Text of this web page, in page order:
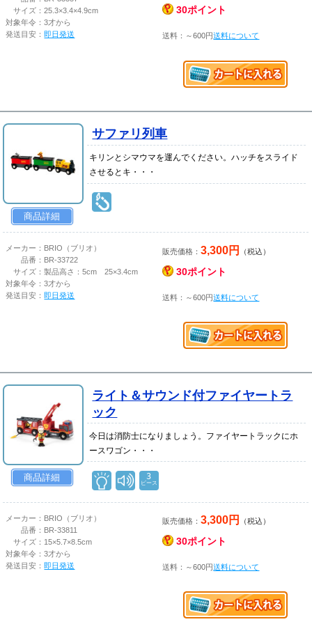
サイズ：25.3×3.4×4.9cm
対象年令：3才から
発送目安：即日発送
30ポイント
送料：～600円送料について
商品詳細
サファリ列車
キリンとシマウマを運んでください。ハッチをスライド
させるとキ・・・
メーカー： BRIO（ブリオ）
品番： BR-33722
サイズ：製品高さ：5cm 25×3.4cm
対象年令：3才から
発送目安： 即日発送
販売価格：3,300円 （税込）
30ポイント
送料：～600円送料について
商品詳細
ライト＆サウンド付ファイヤートラ
ック
今日は消防士になりましょう。ファイヤートラックにホ
ースワゴン・・・
3
ピース
メーカー： BRIO（ブリオ）
品番： BR-33811
サイズ： 15×5.7×8.5cm
対象年令：3才から
発送目安：即日発送
販売価格：3,300円 （税込）
30ポイント
送料：～600円送料について